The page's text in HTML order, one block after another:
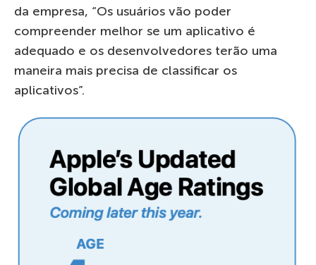
da empresa, “Os usuários vão poder
compreender melhor se um aplicativo é
adequado e os desenvolvedores terão uma
maneira mais precisa de classificar os
aplicativos”.